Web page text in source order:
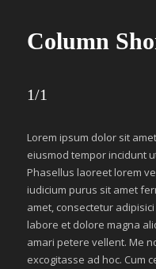
Column
1/1
Lorem ipsum dolor sit
eiusmod tempor incidunt
Phasellus laoreet lorem
iudicium purus sit amet
amet, consectetur
labore et dolore magna
amari petere vellent. Me
excogitasse ad hoc. Cum